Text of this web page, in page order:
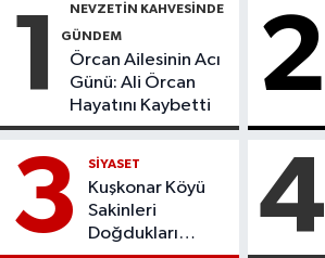
1 NEVZETİN KAHVESİNDE
GÜNDEM
Örcan Ailesinin Acı
Günü: Ali Örcan
Hayatını Kaybetti
2
3 SİYASET
Kuşkonar Köyü
Sakinleri
Doğdukları
4